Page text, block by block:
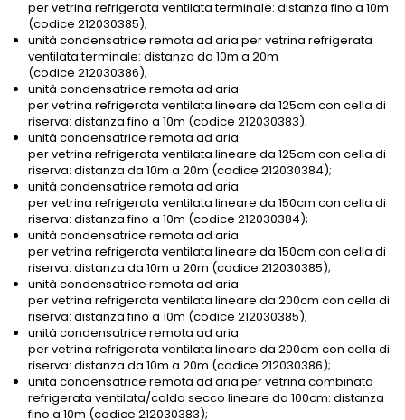
per vetrina refrigerata ventilata terminale: distanza fino a 10m
(codice 212030385);
unità condensatrice remota ad aria per vetrina refrigerata
ventilata terminale: distanza da 10m a 20m
(codice 212030386);
unità condensatrice remota ad aria
per vetrina refrigerata ventilata lineare da 125cm con cella di
riserva: distanza fino a 10m (codice 212030383);
unità condensatrice remota ad aria
per vetrina refrigerata ventilata lineare da 125cm con cella di
riserva: distanza da 10m a 20m (codice 212030384);
unità condensatrice remota ad aria
per vetrina refrigerata ventilata lineare da 150cm con cella di
riserva: distanza fino a 10m (codice 212030384);
unità condensatrice remota ad aria
per vetrina refrigerata ventilata lineare da 150cm con cella di
riserva: distanza da 10m a 20m (codice 212030385);
unità condensatrice remota ad aria
per vetrina refrigerata ventilata lineare da 200cm con cella di
riserva: distanza fino a 10m (codice 212030385);
unità condensatrice remota ad aria
per vetrina refrigerata ventilata lineare da 200cm con cella di
riserva: distanza da 10m a 20m (codice 212030386);
unità condensatrice remota ad aria per vetrina combinata
refrigerata ventilata/calda secco lineare da 100cm: distanza
fino a 10m (codice 212030383);